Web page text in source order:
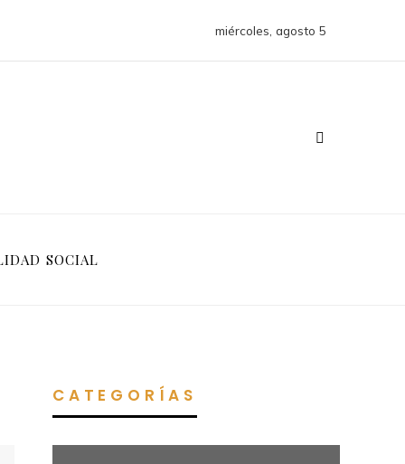
miércoles, agosto 5
SOCIAL
CATEGORÍAS